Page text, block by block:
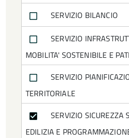
Dirigente ad interim
Generali
Dirigente ad interim
Pianificazione Territoriale
Dirigente cessato
Disability Manager
SERVIZIO BILANCIO
SERVIZIO
MOBILITA' SOSTENIBILE E
SERVIZIO
TERRITORIALE
SERVIZIO SICUREZZA
EDILIZIA E